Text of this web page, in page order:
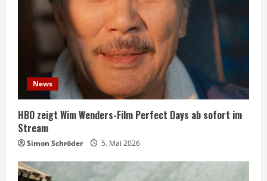
News
HBO zeigt Wim Wenders-Film Perfect Days ab sofort im
Stream
Simon Schröder 5. Mai 2026